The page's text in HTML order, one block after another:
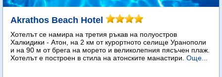
Akrathos Beach Hotel
Хотелът се намира на третия ръкав на полуостров
Халкидики - Атон, на 2 км от курортното селище Уранополи
и на 90 м от брега на морето и великолепния пясъчен плаж.
Хотелът е построен в стила на атонските манастири. Още...